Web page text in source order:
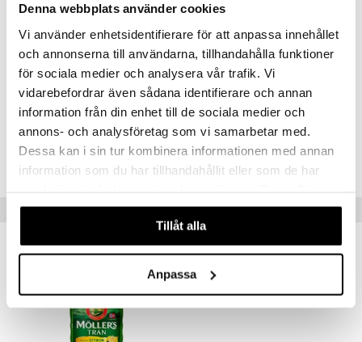
Denna webbplats använder cookies
Vi använder enhetsidentifierare för att anpassa innehållet
och annonserna till användarna, tillhandahålla funktioner
för sociala medier och analysera vår trafik. Vi
vidarebefordrar även sådana identifierare och annan
information från din enhet till de sociala medier och
annons- och analysföretag som vi samarbetar med.
Dessa kan i sin tur kombinera informationen med annan
information som du har tillhandahållit eller som de har
våra cookies vid fortsatt användande av vår webbplats.
Tillåt alla
Anpassa
Vitamin E
1,5 mg (13%)
Vitamin A
125 µg (16%)
7,5 µg (150%)
*DRI = % av dagligt referensintag
Artikelnr
HMVV9-7V-160
Lägsta pris senaste 30 dagarna: 159 kr
Tips till dig